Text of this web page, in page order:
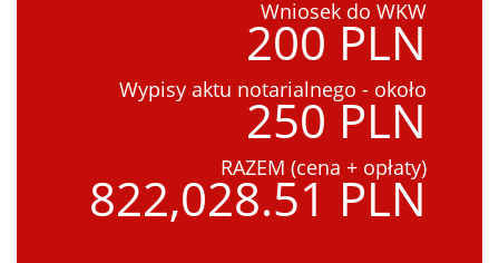
Wniosek do WKW
200 PLN
Wypisy aktu notarialnego - około
250 PLN
RAZEM (cena + opłaty)
822,028.51 PLN